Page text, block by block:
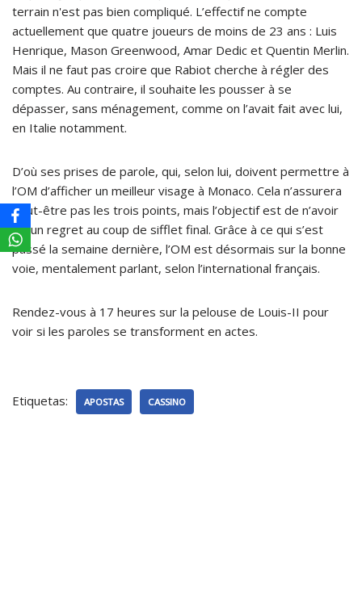
terrain n'est pas bien compliqué. L’effectif ne compte
actuellement que quatre joueurs de moins de 23 ans : Luis
Henrique, Mason Greenwood, Amar Dedic et Quentin Merlin.
Mais il ne faut pas croire que Rabiot cherche à régler des
comptes. Au contraire, il souhaite les pousser à se
dépasser, sans ménagement, comme on l’avait fait avec lui,
en Italie notamment.
D’où ses prises de parole, qui, selon lui, doivent permettre à
l’OM d’afficher un meilleur visage à Monaco. Cela n’assurera
peut-être pas les trois points, mais l’objectif est de n’avoir
aucun regret au coup de sifflet final. Grâce à ce qui s’est
passé la semaine dernière, l’OM est désormais sur la bonne
voie, mentalement parlant, selon l’international français.
Rendez-vous à 17 heures sur la pelouse de Louis-II pour
voir si les paroles se transforment en actes.
Etiquetas: APOSTAS CASSINO